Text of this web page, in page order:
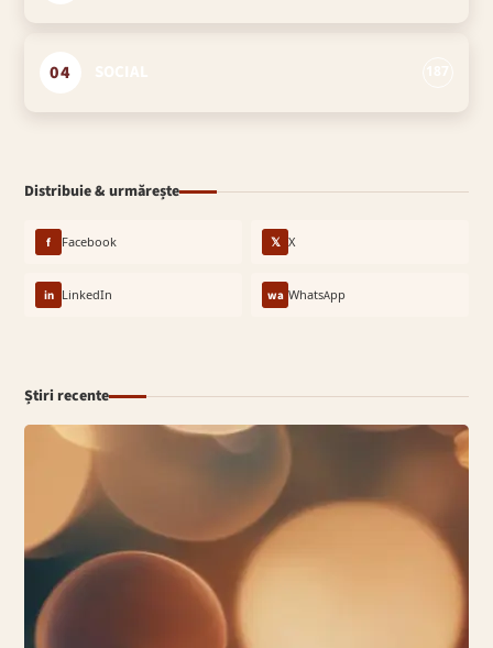
04
Distribuie & urmărește
f Facebook 𝕏 X
in LinkedIn wa WhatsApp
Știri recente